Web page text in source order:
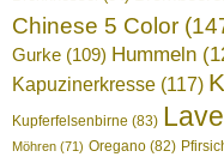
Chinese 5 Color
Gurke (109) Hummeln
Kapuzinerkresse (117)
Kupferfelsenbirne (83)
Möhren (71) Oregano (82)